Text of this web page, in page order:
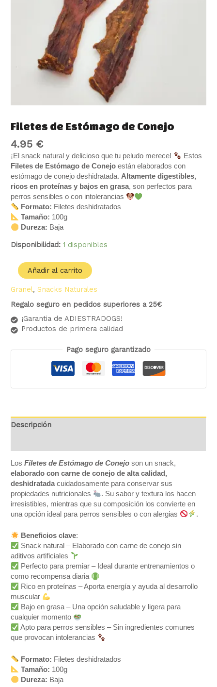
Filetes de Estómago de Conejo
4.95 €
¡El snack natural y delicioso que tu peludo merece!
Estos
Filetes de Estómago de Conejo están elaborados con
estómago de conejo deshidratada.Altamente digestibles,
ricos en proteínas y bajos en grasa, son perfectos para
perros sensibles o con intolerancias
Formato: Filetes deshidratados
Tamaño: 100g
Dureza: Baja
Disponibilidad: 1 disponibles
Añadir al carrito
Granel,Snacks Naturales
Regalo seguro en pedidos superiores a 25€
¡Garantia de ADIESTRADOGS!
Productos de primera calidad
Pago seguro garantizado
Descripción
Los Filetes de Estómago de Conejo son un snack,
elaborado con carne de conejo de alta calidad,
deshidratada cuidadosamente para conservar sus
propiedades nutricionales
. Su sabor y textura los hacen
irresistibles, mientras que su composición los convierte en
una opción ideal para perros sensibles o con alergias
.
Beneficios clave:
Snack natural – Elaborado con carne de conejo sin
aditivos artificiales
Perfecto para premiar – Ideal durante entrenamientos o
como recompensa diaria
Rico en proteínas – Aporta energía y ayuda al desarrollo
muscular
Bajo en grasa – Una opción saludable y ligera para
cualquier momento
Apto para perros sensibles – Sin ingredientes comunes
que provocan intolerancias
Formato: Filetes deshidratados
Tamaño: 100g
Dureza: Baja